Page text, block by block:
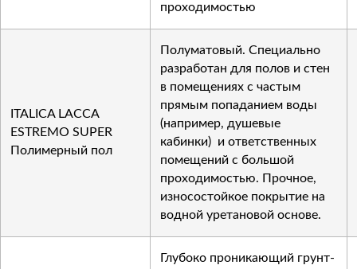
проходимостью
ITALICA LACCA
ESTREMO SUPER
Полимерный пол
Полуматовый. Специально
разработан для полов и стен
в помещениях с частым
прямым попаданием воды
(например, душевые
кабинки) и ответственных
помещений с большой
проходимостью. Прочное,
износостойкое покрытие на
водной уретановой основе.
Глубоко проникающий грунт-